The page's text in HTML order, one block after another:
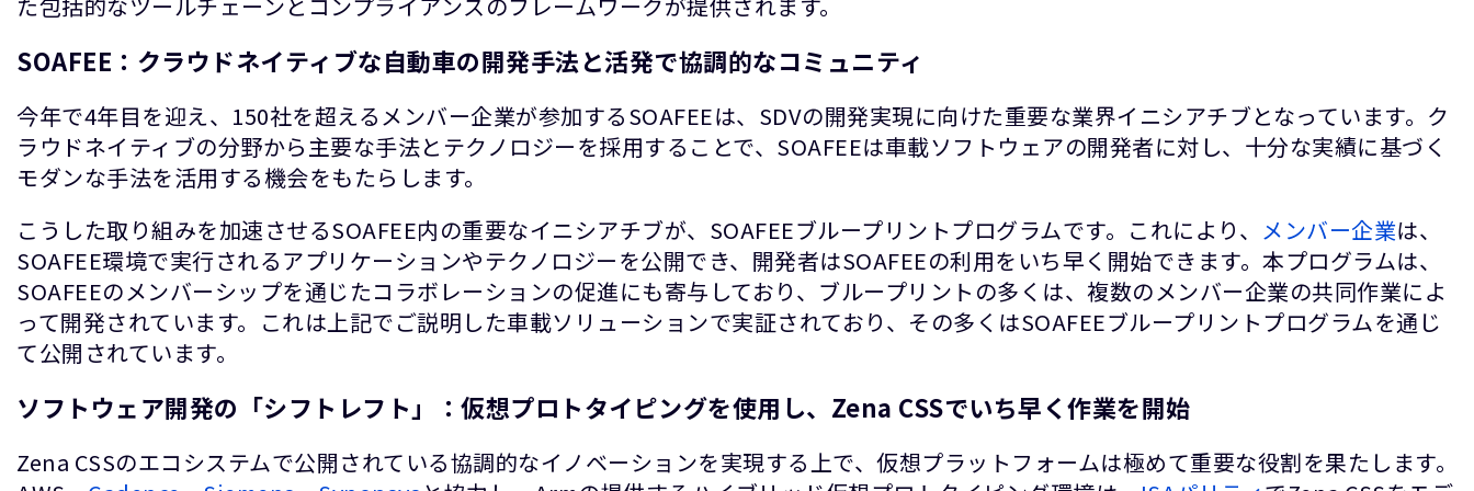
SOAFEE：クラウドネイティブな自動車の開発手法と活発で協調的なコミュニティ
今年で4年目を迎え、150社を超えるメンバー企業が参加するSOAFEEは、SDVの開発実現に向けた重要な業界イニシアチブとなっています。ク
ラウドネイティブの分野から主要な手法とテクノロジーを採用することで、SOAFEEは車載ソフトウェアの開発者に対し、十分な実績に基づく
モダンな手法を活用する機会をもたらします。
こうした取り組みを加速させるSOAFEE内の重要なイニシアチブが、SOAFEEブループリントプログラムです。これにより、 メンバー企業は、
SOAFEE環境で実行されるアプリケーションやテクノロジーを公開でき、開発者はSOAFEEの利用をいち早く開始できます。本プログラムは、
SOAFEEのメンバーシップを通じたコラボレーションの促進にも寄与しており、ブループリントの多くは、複数のメンバー企業の共同作業によ
って開発されています。これは上記でご説明した車載ソリューションで実証されており、その多くはSOAFEEブループリントプログラムを通じ
て公開されています。
ソフトウェア開発の「シフトレフト」：仮想プロトタイピングを使用し、Zena CSSでいち早く作業を開始
Zena CSSのエコシステムで公開されている協調的なイノベーションを実現する上で、仮想プラットフォームは極めて重要な役割を果たします。